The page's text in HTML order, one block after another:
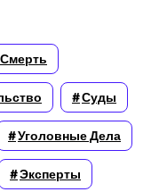
Смерть
Суды
Уголовные Дела
Эксперты